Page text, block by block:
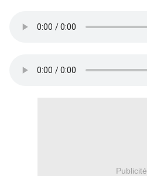
Publicité